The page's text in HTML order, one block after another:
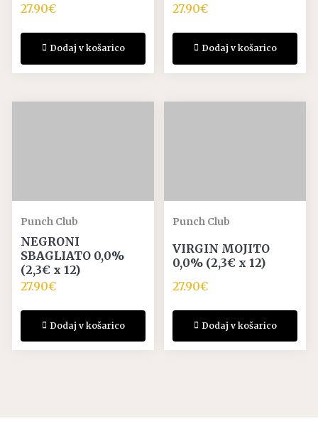
27.90€
Dodaj v košarico
27.90€
Dodaj v košarico
Punch Club
NEGRONI
SBAGLIATO 0,0%
(2,3€ x 12)
27.90€
Dodaj v košarico
Punch Club
VIRGIN MOJITO
0,0% (2,3€ x 12)
27.90€
Dodaj v košarico